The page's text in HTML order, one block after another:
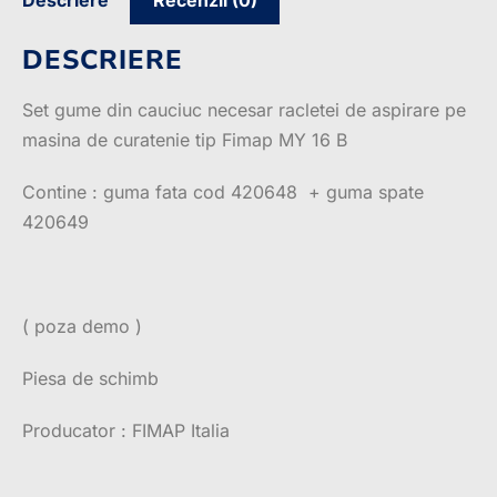
DESCRIERE
Set gume din cauciuc necesar racletei de aspirare pe
masina de curatenie tip Fimap MY 16 B
Contine : guma fata cod 420648 + guma spate
420649
( poza demo )
Piesa de schimb
Producator : FIMAP Italia